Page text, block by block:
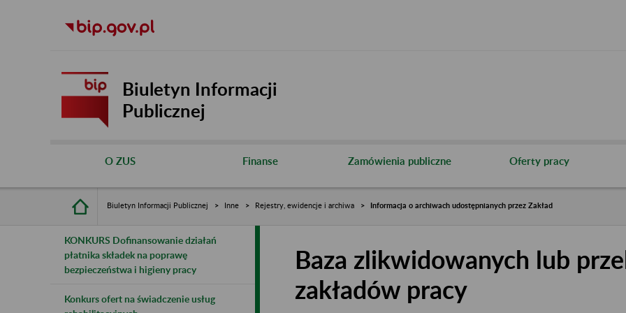
Biuletyn Informacji
Publicznej
O ZUS Finanse Zamówienia publiczne Oferty pracy
Biuletyn Informacji Publicznej Inne Rejestry, ewidencje i archiwa Informacja o archiwach udostępnianych przez Zakład
KONKURS Dofinansowanie działań
płatnika składek na poprawę
bezpieczeństwa i higieny pracy
Konkurs ofert na świadczenie usług
Baza zlikwidowanych lub
zakładów pracy